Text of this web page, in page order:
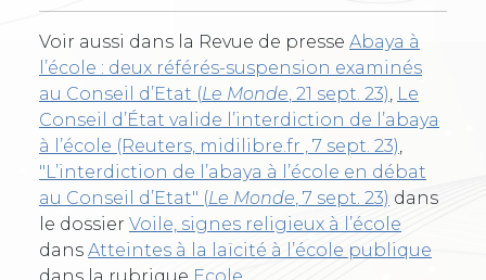
Voir aussi dans la Revue de presse Abaya à
l’école : deux référés-suspension examinés
au Conseil d’Etat (Le Monde , 21 sept. 23) Le
Conseil d’État valide l’interdiction de l’abaya
à l’école (Reuters, midilibre.fr , 7 sept. 23)
"L’interdiction de l’abaya à l’école en débat
au Conseil d’Etat" (Le Monde , 7 sept. 23) dans
le dossier Voile, signes religieux à l’école
dans Atteintes à la laïcité à l’école publique
dans la rubrique Ecole